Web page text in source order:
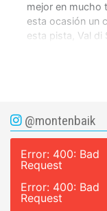
mejor en mucho
esta ocasión un
esta pista, Val di
@montenbaik
Error: 400: Bad
Request
Error: 400: Bad
Request